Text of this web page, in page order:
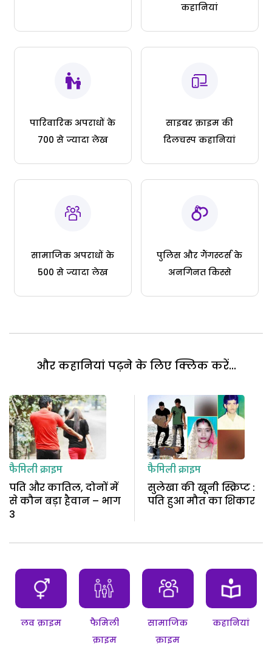
कहानियां
पारिवारिक अपराधों के
700 से ज्यादा लेख
साइबर क्राइम की
दिलचस्प कहानियां
सामाजिक अपराधों के
500 से ज्यादा लेख
पुलिस और गैंगस्टर्स के
अनगिनत किस्से
और कहानियां पढ़ने के लिए क्लिक करें...
फैमिली क्राइम
पति और कातिल, दोनों में
से कौन बड़ा हैवान – भाग
3
फैमिली क्राइम
सुलेखा की खूनी स्क्रिप्ट :
पति हुआ मौत का शिकार
लव क्राइम
फैमिली
क्राइम
सामाजिक
क्राइम
कहानियां